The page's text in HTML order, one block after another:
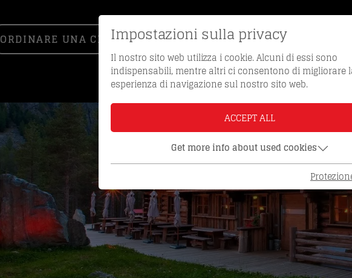
ORDINARE UNA CHIAVE DI RICAMBIO NUMERO
Impostazioni sulla privacy
Il nostro sito web utilizza i cookie. Alcuni di essi sono
indispensabili, mentre altri ci consentono di migliorare
esperienza di navigazione sul nostro sito web.
ACCEPT ALL
Get more info about used cookies